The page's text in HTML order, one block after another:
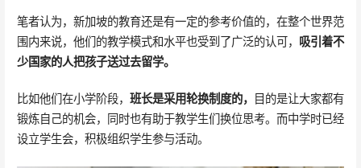
笔者认为，新加坡的教育还是有一定的参考价值的，在整个世界范
围内来说，他们的教学模式和水平也受到了广泛的认可， 吸引着不
少国家的人把孩子送过去留学。
比如他们在小学阶段， 班长是采用轮换制度的， 目的是让大家都有
锻炼自己的机会，同时也有助于教学生们换位思考。而中学时已经
设立学生会，积极组织学生参与活动。